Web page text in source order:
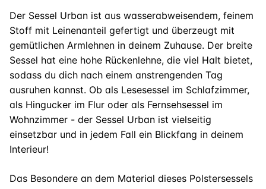
Der Sessel Urban ist aus wasserabweisendem, feinem
Stoff mit Leinenanteil gefertigt und überzeugt mit
gemütlichen Armlehnen in deinem Zuhause. Der breite
Sessel hat eine hohe Rückenlehne, die viel Halt bietet,
sodass du dich nach einem anstrengenden Tag
ausruhen kannst. Ob als Lesesessel im Schlafzimmer,
als Hingucker im Flur oder als Fernsehsessel im
Wohnzimmer - der Sessel Urban ist vielseitig
einsetzbar und in jedem Fall ein Blickfang in deinem
Interieur!
Das Besondere an dem Material dieses Polstersessels